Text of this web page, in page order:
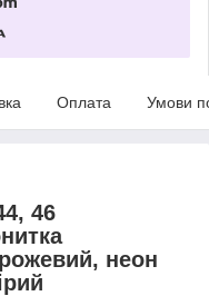
Оплата Умови
46
неон